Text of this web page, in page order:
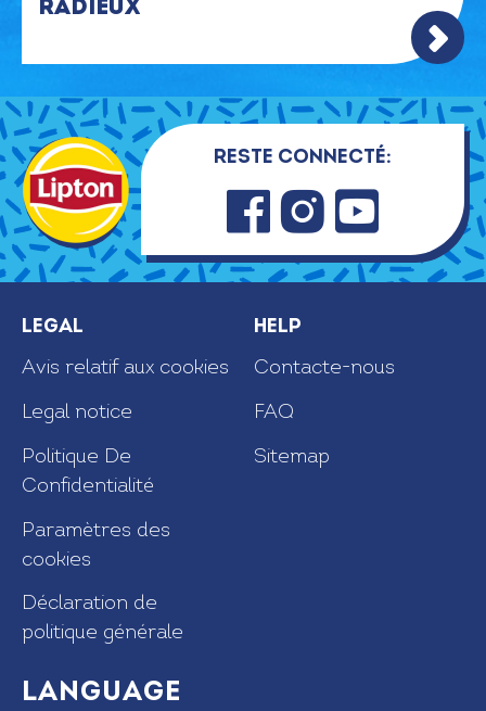
RADIEUX
>
Reste connecté:
ook gram be
Legal
Avis relatif aux cookies
Legal notice
Politique De
Confidentialité
Paramètres des
cookies
Déclaration de
politique générale
Help
Contacte-nous
FAQ
Sitemap
Language